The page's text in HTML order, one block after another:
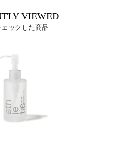
VIEWED
ックした商品